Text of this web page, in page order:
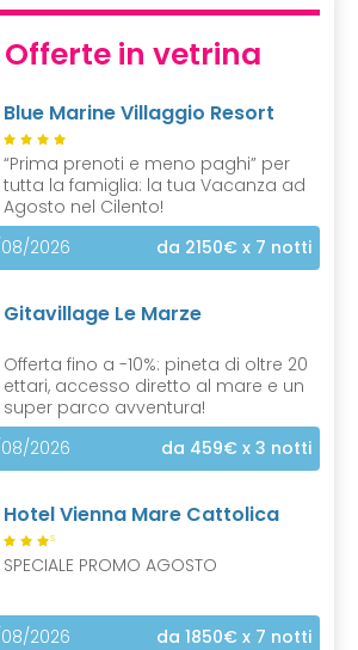
Offerte in vetrina
Blue Marine Villaggio Resort
“Prima prenoti e meno paghi” per
tutta la famiglia: la tua Vacanza ad
Agosto nel Cilento!
2026
da 2150€ x 7 notti
Gitavillage Le Marze
Offerta fino a -10%: pineta di oltre 20
ettari, accesso diretto al mare e un
super parco avventura!
2026
da 459€ x 3 notti
Hotel Vienna Mare Cattolica
S
SPECIALE PROMO AGOSTO
2026 da 1850€ x 7 notti